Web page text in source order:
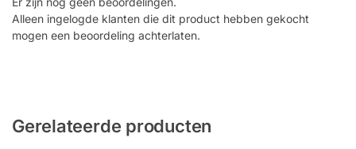
Alleen ingelogde klanten die dit product hebben gekocht
mogen een beoordeling achterlaten.
Gerelateerde producten